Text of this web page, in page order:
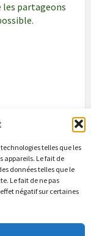
telles que les
appareils. Le fait de
données telles que le
Le fait de ne pas
négatif sur certaines
les partageons